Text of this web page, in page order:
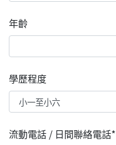
年齡
學歷程度
流動電話 / 日間聯絡電話*